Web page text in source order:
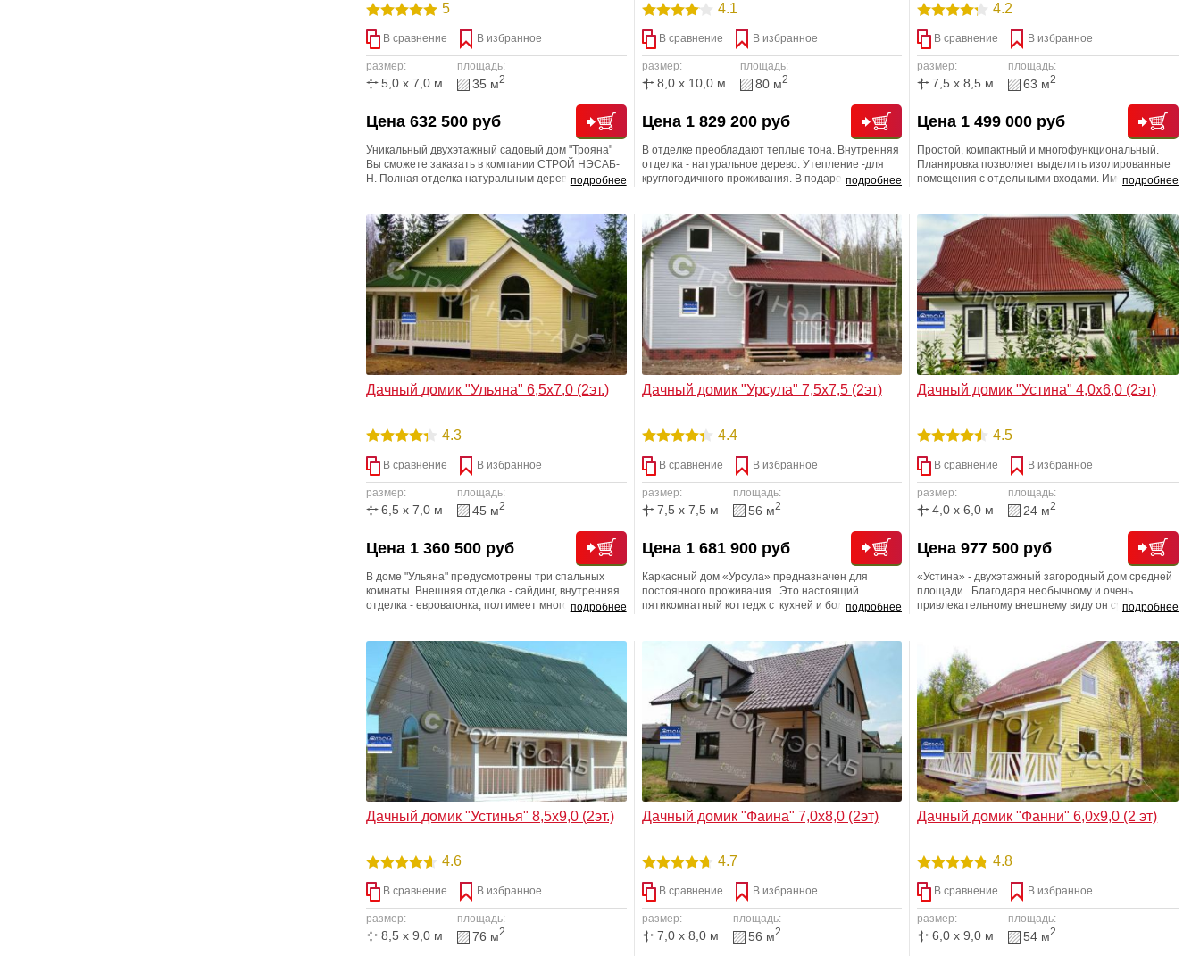
5
В сравнение В избранное
размер:
5,0 x 7,0 м
площадь:
35 м2
Цена 632 500 руб
подробнее
Уникальный двухэтажный садовый дом "Трояна"
Вы сможете заказать в компании СТРОЙ НЭСАБ-
Н. Полная отделка натуральным деревом и
одного приобретателя. Изысканный дизайн
дачного дома позволит с радостью и комфортом
отдыхать на даче.
4.1
В сравнение В избранное
размер:
8,0 x 10,0 м
площадь:
80 м2
Цена 1 829 200 руб
подробнее
В отделке преобладают теплые тона. Внутренняя
отделка - натуральное дерево. Утепление -для
круглогодичного проживания. В подарок
4.2
В сравнение В избранное
размер:
7,5 x 8,5 м
площадь:
63 м2
Цена 1 499 000 руб
подробнее
Простой, компактный и многофункциональный.
Планировка позволяет выделить изолированные
помещения с отдельными входами. Имеется
Дачный домик "Ульяна" 6,5х7,0 (2эт.)
4.3
В сравнение В избранное
размер:
6,5 x 7,0 м
площадь:
45 м2
Цена 1 360 500 руб
подробнее
В доме "Ульяна" предусмотрены три спальных
комнаты. Внешняя отделка - сайдинг, внутренняя
отделка - евровагонка, пол имеет многослойную
круглогодичное проживание. В подарок
предлагается - СТОЛБЧАТЫЙ ФУНДАМЕНТ.
Дачный домик "Урсула" 7,5х7,5 (2эт)
4.4
В сравнение В избранное
размер:
7,5 x 7,5 м
площадь:
56 м2
Цена 1 681 900 руб
подробнее
Каркасный дом «Урсула» предназначен для
постоянного проживания. Это настоящий
пятикомнатный коттедж с кухней и большим
квартира. При этом квартира стоит гораздо
дороже - даже в Подмосковье.
Дачный домик "Устина" 4,0х6,0 (2эт)
4.5
В сравнение В избранное
размер:
4,0 x 6,0 м
площадь:
24 м2
Цена 977 500 руб
подробнее
«Устина» - двухэтажный загородный дом средней
площади. Благодаря необычному и очень
привлекательному внешнему виду он сразу
планировка, качественное утепление и добротная
отделка - в «Устине» хорошо абсолютно все!
Дачный домик "Устинья" 8,5х9,0 (2эт.)
4.6
В сравнение В избранное
размер:
8,5 x 9,0 м
площадь:
76 м2
Дачный домик "Фаина" 7,0х8,0 (2эт)
4.7
В сравнение В избранное
размер:
7,0 x 8,0 м
площадь:
56 м2
Дачный домик "Фанни" 6,0х9,0 (2 эт)
4.8
В сравнение В избранное
размер:
6,0 x 9,0 м
площадь:
54 м2